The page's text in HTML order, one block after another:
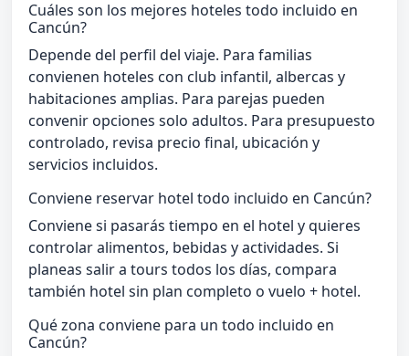
Cuáles son los mejores hoteles todo incluido en
Cancún?
Depende del perfil del viaje. Para familias
convienen hoteles con club infantil, albercas y
habitaciones amplias. Para parejas pueden
convenir opciones solo adultos. Para presupuesto
controlado, revisa precio final, ubicación y
servicios incluidos.
Conviene reservar hotel todo incluido en Cancún?
Conviene si pasarás tiempo en el hotel y quieres
controlar alimentos, bebidas y actividades. Si
planeas salir a tours todos los días, compara
también hotel sin plan completo o vuelo + hotel.
Qué zona conviene para un todo incluido en
Cancún?